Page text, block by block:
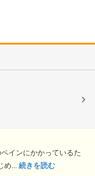
インにかかっているた
め... 続きを読む